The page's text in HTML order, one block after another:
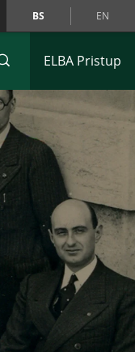
BS EN
ELBA Pristup